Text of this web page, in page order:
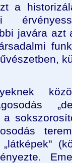
a
javára azt